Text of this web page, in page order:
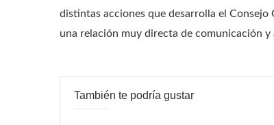
distintas acciones que desarrolla el
una relación muy directa de comunicación
También te podría gustar